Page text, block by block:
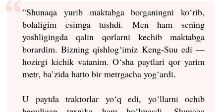
“Shunaqa yurib maktabga borganingni ko‘rib,
bolaligim esimga tushdi. Men ham sening
yoshligingda qalin qorlarni kechib maktabga
borardim. Bizning qishlog‘imiz Keng-Suu edi —
hozirgi kichik vatanim. O‘sha paytlari qor yarim
metr, ba’zida hatto bir metrgacha yog‘ardi.
U paytda traktorlar yo‘q edi, yo‘llarni ochib